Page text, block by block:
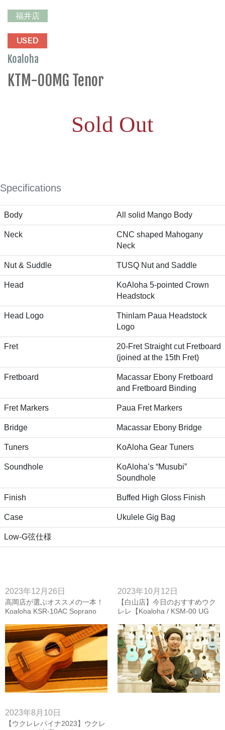
福井店
USED
Koaloha
KTM-00MG Tenor
Sold Out
Specifications
Body All solid Mango Body
Neck
CNC shaped Mahogany
Neck
Nut & Suddle TUSQ Nut and Saddle
Head
KoAloha 5-pointed Crown
Headstock
Head Logo
Thinlam Paua Headstock
Logo
Fret
20-Fret Straight cut Fretboard
(joined at the 15th Fret)
Fretboard
Macassar Ebony Fretboard
and Fretboard Binding
Fret Markers Paua Fret Markers
Bridge Macassar Ebony Bridge
Tuners KoAloha Gear Tuners
Soundhole
KoAloha’s “Musubi”
Soundhole
Finish Buffed High Gloss Finish
Case Ukulele Gig Bag
Low-G弦仕様
2023年12月26日
高岡店が選ぶオススメの一本！
Koaloha KSR-10AC Soprano
2023年10月12日
【白山店】今日のおすすめウク
レレ【Koaloha / KSM-00 UG
2023年8月10日
【ウクレレパイナ2023】ウクレ